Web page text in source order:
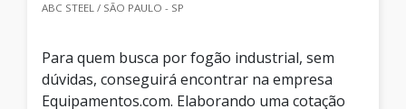
ABC STEEL / SÃO PAULO - SP
Para quem busca por fogão industrial, sem
dúvidas, conseguirá encontrar na empresa
Equipamentos.com. Elaborando uma cotação